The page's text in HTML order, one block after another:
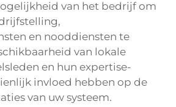
van het bedrijf om
en nooddiensten te
van lokale
en hun expertise-
invloed hebben op de
van uw systeem.